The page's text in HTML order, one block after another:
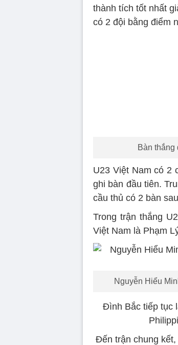
thành tích tốt nhất
có 2 đội bằng điểm
Bàn
U23 Việt Nam có 2
ghi bàn đầu tiên.
cầu thủ có 2 bàn
Trong trận thắng
Việt Nam là Phạm
Nguyễn Hiểu
Đình Bắc tiếp tục
Đến trận chung